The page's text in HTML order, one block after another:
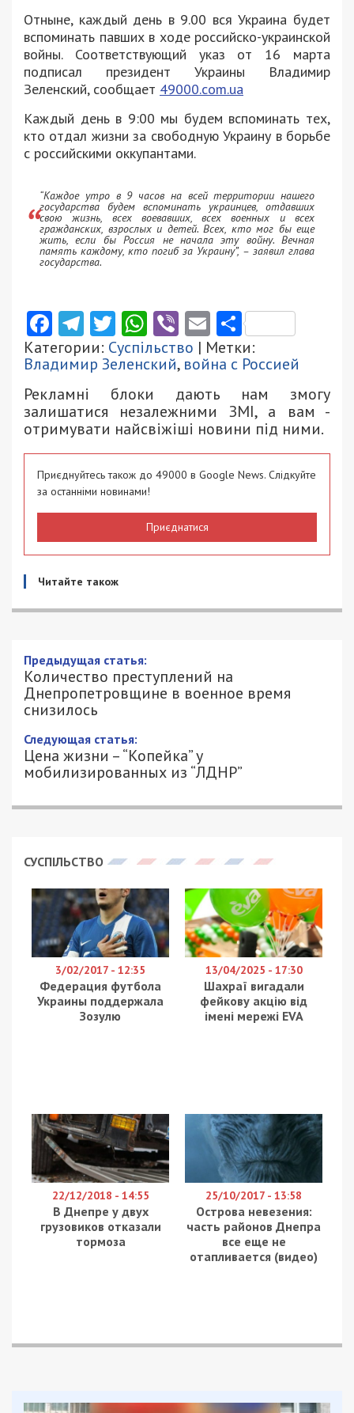
Отныне, каждый день в 9.00 вся Украина будет
вспоминать павших в ходе российско-украинской
войны. Соответствующий указ от 16 марта
подписал президент Украины Владимир
Зеленский, сообщает 49000.com.ua
Каждый день в 9:00 мы будем вспоминать тех,
кто отдал жизни за свободную Украину в борьбе
с российскими оккупантами.
“Каждое утро в 9 часов на всей территории нашего
государства будем вспоминать украинцев, отдавших
свою жизнь, всех воевавших, всех военных и всех
гражданских, взрослых и детей. Всех, кто мог бы еще
жить, если бы Россия не начала эту войну. Вечная
память каждому, кто погиб за Украину”, – заявил глава
государства.
Facebook
Telegram
Twitter
WhatsApp
ViberEmail
Категории: Суспільство | Метки:
Владимир Зеленский, война с Россией
Рекламні блоки дають нам змогу
залишатися незалежними ЗМІ, а вам -
отримувати найсвіжіші новини під ними.
Приєднуйтесь також до 49000 в Google News. Слідкуйте
за останніми новинами!
Приєднатися
Читайте також
Предыдущая статья:
Количество преступлений на
Днепропетровщине в военное время
снизилось
Следующая статья:
Цена жизни – “Копейка” у
мобилизированных из “ЛДНР”
СУСПІЛЬСТВО
3/02/2017 - 12:35
Федерация футбола
Украины поддержала
Зозулю
13/04/2025 - 17:30
Шахраї вигадали
фейкову акцію від
імені мережі EVA
22/12/2018 - 14:55
В Днепре у двух
грузовиков отказали
тормоза
25/10/2017 - 13:58
Острова невезения:
часть районов Днепра
все еще не
отапливается (видео)